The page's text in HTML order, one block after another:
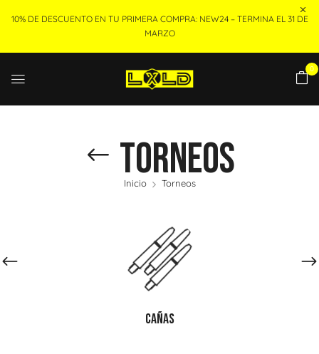
10% DE DESCUENTO EN TU PRIMERA COMPRA: NEW24 – TERMINA EL 31 DE
MARZO
0
Torneos
Inicio Torneos
CAÑAS